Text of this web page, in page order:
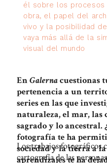
él sobre los procesos
obra, el papel del
vivo y la posibilidad
vaya más allá de la
visual del mundo
EnGalernacuestionas
pertenencia a un
series en las que
naturaleza, el mar, las
sagrado y lo ancestral.
fotografía te ha
sociedad y la tierra a la
aprendizajes te ha
Los trabajos fotográficos
cartografía de las